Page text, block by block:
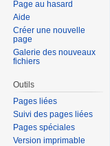
Page au hasard
Aide
Créer une nouvelle
page
Galerie des nouveaux
fichiers
Outils
Pages liées
Suivi des pages liées
Pages spéciales
Version imprimable